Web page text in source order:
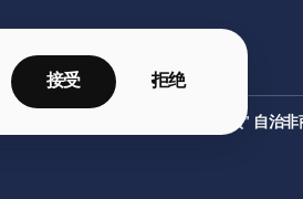
接受 拒绝
©2026 年 "国家优先事项" 自治非